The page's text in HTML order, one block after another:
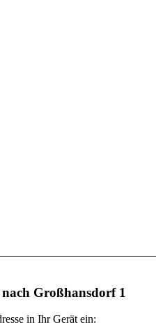
Großhansdorf 1
in Ihr Gerät ein: